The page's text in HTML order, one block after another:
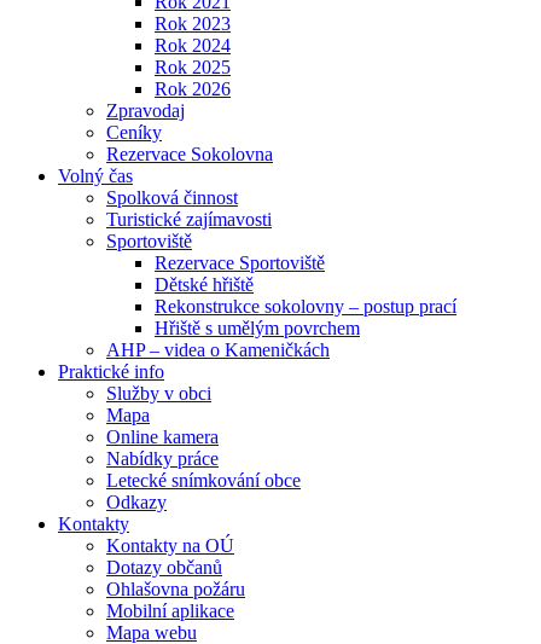
Rok 2023
Rok 2024
Rok 2025
Rok 2026
Zpravodaj
Ceníky
Rezervace Sokolovna
Volný čas
Spolková činnost
Turistické zajímavosti
Sportoviště
Rezervace Sportoviště
Dětské hřiště
Rekonstrukce sokolovny – postup prací
Hřiště s umělým povrchem
AHP – videa o Kameničkách
Praktické info
Služby v obci
Mapa
Online kamera
Nabídky práce
Letecké snímkování obce
Odkazy
Kontakty
Kontakty na OÚ
Dotazy občanů
Ohlašovna požáru
Mobilní aplikace
Mapa webu